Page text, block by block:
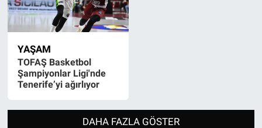
YAŞAM
TOFAŞ Basketbol
Şampiyonlar Ligi'nde
Tenerife’yi ağırlıyor
DAHA FAZLA GÖSTER